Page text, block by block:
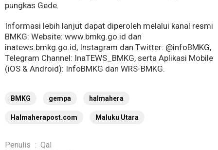
pungkas Gede.
Informasi lebih lanjut dapat diperoleh melalui kanal resmi
BMKG: Website: www.bmkg.go.id dan
inatews.bmkg.go.id, Instagram dan Twitter: @infoBMKG,
Telegram Channel: InaTEWS_BMKG, serta Aplikasi Mobile
(iOS & Android): InfoBMKG dan WRS-BMKG.
BMKG gempa halmahera
Halmaherapost.com Maluku Utara
Penulis : Qal